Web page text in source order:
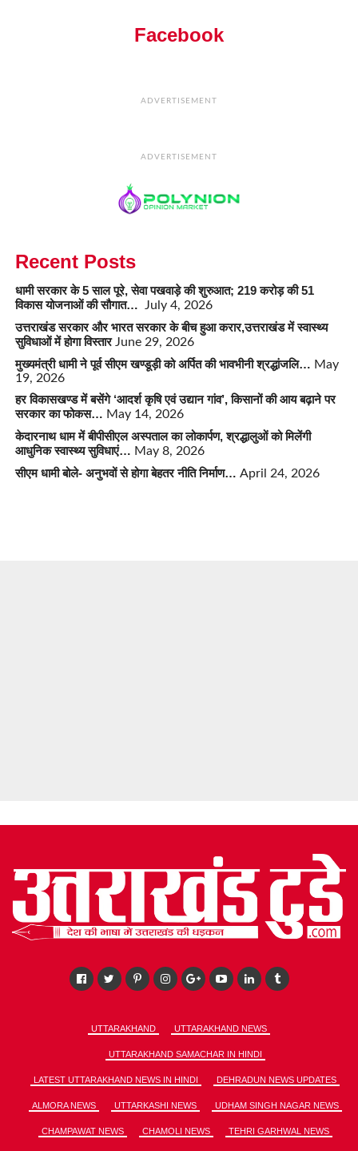
Facebook
ADVERTISEMENT
ADVERTISEMENT
Recent Posts
धामी सरकार के 5 साल पूरे, सेवा पखवाड़े की शुरुआत; 219 करोड़ की 51
विकास योजनाओं की सौगात…
July 4, 2026
उत्तराखंड सरकार और भारत सरकार के बीच हुआ करार,उत्तराखंड में स्वास्थ्य
सुविधाओं में होगा विस्तार June 29, 2026
मुख्यमंत्री धामी ने पूर्व सीएम खण्डूड़ी को अर्पित की भावभीनी श्रद्धांजलि… May
19, 2026
हर विकासखण्ड में बसेंगे ‘आदर्श कृषि एवं उद्यान गांव’, किसानों की आय बढ़ाने पर
सरकार का फोकस… May 14, 2026
केदारनाथ धाम में बीपीसीएल अस्पताल का लोकार्पण, श्रद्धालुओं को मिलेंगी
आधुनिक स्वास्थ्य सुविधाएं… May 8, 2026
सीएम धामी बोले- अनुभवों से होगा बेहतर नीति निर्माण… April 24, 2026
UTTARAKHAND UTTARAKHAND NEWS
UTTARAKHAND SAMACHAR IN HINDI
LATEST UTTARAKHAND NEWS IN HINDI DEHRADUN NEWS UPDATES
ALMORA NEWS UTTARKASHI NEWS UDHAM SINGH NAGAR NEWS
CHAMPAWAT NEWS CHAMOLI NEWS TEHRI GARHWAL NEWS